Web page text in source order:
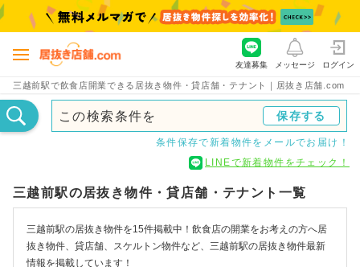
三越前駅で飲食店開業できる居抜き物件・貸店舗・テナント｜居抜き店舗.com
友達募集 メッセージ ログイン
この検索条件を 保存する
条件保存で新着物件をメールでお届け！
LINEで新着物件をチェック！
三越前駅の居抜き物件・貸店舗・テナント一覧
三越前駅の居抜き物件を15件掲載中！飲食店の開業をお考えの方へ居
抜き物件、貸店舗、スケルトン物件など、三越前駅の居抜き物件最新
情報を掲載しています！